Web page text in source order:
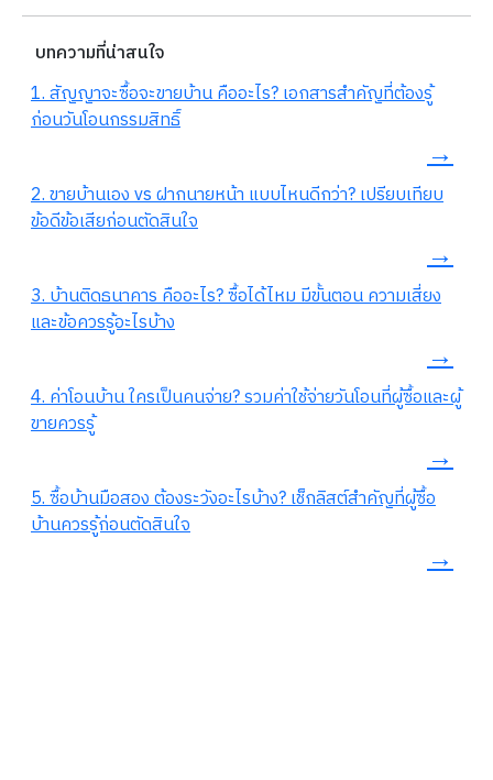
บทความที่น่าสนใจ
1. สัญญาจะซื้อจะขายบ้าน คืออะไร? เอกสารสำคัญที่ต้องรู้
ก่อนวันโอนกรรมสิทธิ์
→
2. ขายบ้านเอง vs ฝากนายหน้า แบบไหนดีกว่า? เปรียบเทียบ
ข้อดีข้อเสียก่อนตัดสินใจ
→
3. บ้านติดธนาคาร คืออะไร? ซื้อได้ไหม มีขั้นตอน ความเสี่ยง
และข้อควรรู้อะไรบ้าง
→
4. ค่าโอนบ้าน ใครเป็นคนจ่าย? รวมค่าใช้จ่ายวันโอนที่ผู้ซื้อและผู้
ขายควรรู้
→
5. ซื้อบ้านมือสอง ต้องระวังอะไรบ้าง? เช็กลิสต์สำคัญที่ผู้ซื้อ
บ้านควรรู้ก่อนตัดสินใจ
→